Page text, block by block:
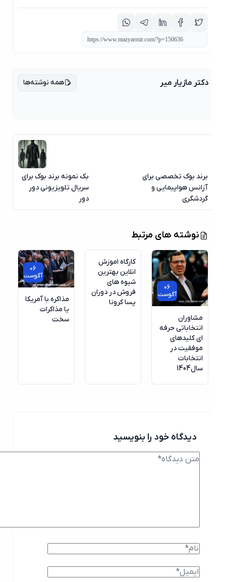
دکتر مازیار میر همه نوشته‌ها
برند بوک تخصصی برای
آزانس هواپیمایی و
گردشگری
بک نمونه برند بوک برای
سریال تلویزیونی دور
نوشته های مرتبط
06
آگوست
مشاوران
انتخاباتی حرفه
ای کلیدهای
موفقیت در
انتخابات
کارگاه اموزش
انلاین بهترین
شیوه های
فروش در دوران
پسا کرونا
06
آگوست
مذاکره با آمریکا
یا مذاکرات
سخت
دیدگاه خود را بنویسید